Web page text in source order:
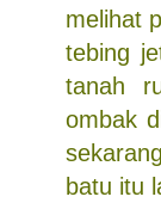
melihat
tebing
tanah
ombak
batu itu